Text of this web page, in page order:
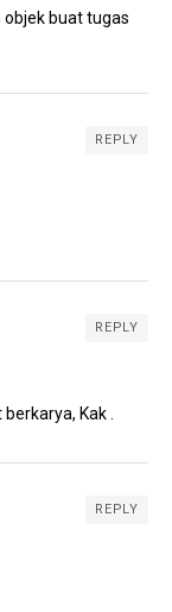
buat tugas
REPLY
REPLY
Kak .
REPLY